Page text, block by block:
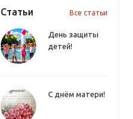
Статьи Все статьи
День защиты
детей!
С днём матери!